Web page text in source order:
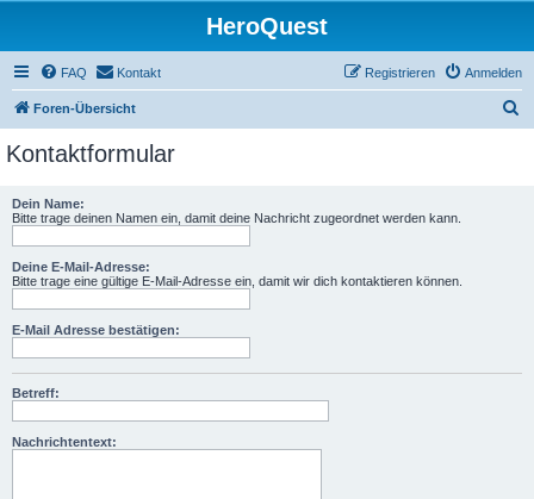
HeroQuest
FAQ Kontakt Anmelden
Registrieren
Foren-Übersicht
Kontaktformular
Dein Name:
Bitte trage deinen Namen ein, damit deine Nachricht zugeordnet werden kann.
Deine E-Mail-Adresse:
Bitte trage eine gültige E-Mail-Adresse ein, damit wir dich kontaktieren können.
E-Mail Adresse bestätigen:
Betreff:
Nachrichtentext: